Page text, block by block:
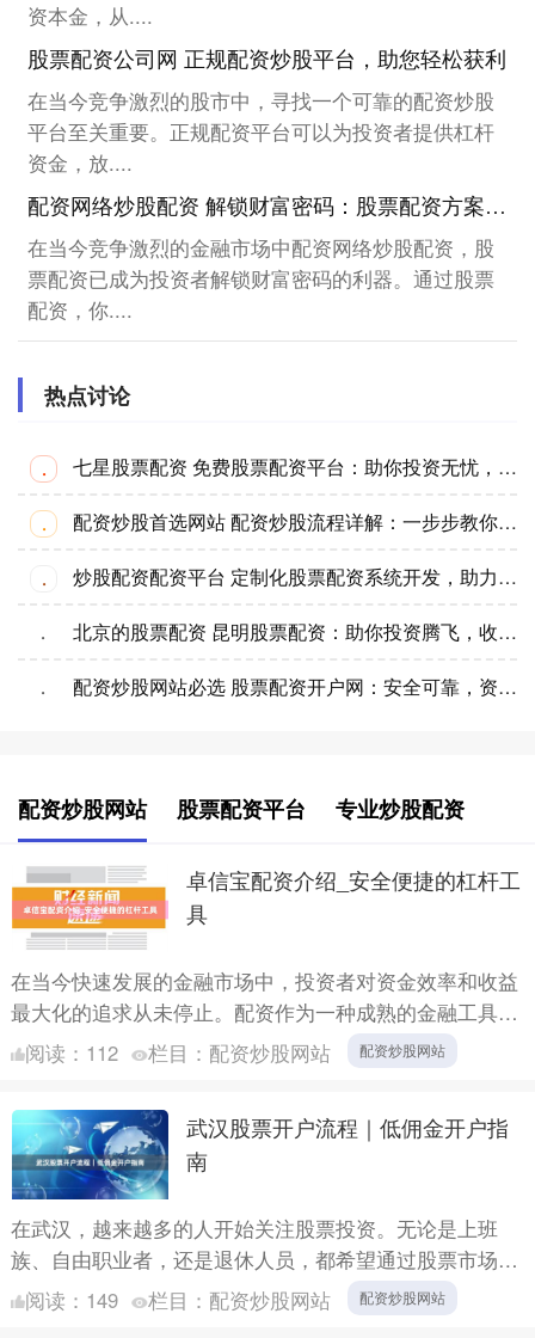
资本金，从....
股票配资公司网 正规配资炒股平台，助您轻松获利
在当今竞争激烈的股市中，寻找一个可靠的配资炒股
平台至关重要。正规配资平台可以为投资者提供杠杆
资金，放....
配资网络炒股配资 解锁财富密码：股票配资方案助你轻松致富
在当今竞争激烈的金融市场中配资网络炒股配资，股
票配资已成为投资者解锁财富密码的利器。通过股票
配资，你....
热点讨论
· 七星股票配资 免费股票配资平台：助你投资无忧，财富倍增
· 配资炒股首选网站 配资炒股流程详解：一步步教你开启杠杆之旅
· 炒股配资配资平台 定制化股票配资系统开发，助力金融投资
· 北京的股票配资 昆明股票配资：助你投资腾飞，收益翻倍
· 配资炒股网站必选 股票配资开户网：安全可靠，资金保障
配资炒股网站 股票配资平台 专业炒股配资
卓信宝配资介绍_安全便捷的杠杆工
具
在当今快速发展的金融市场中，投资者对资金效率和收益
最大化的追求从未停止。配资作为一种成熟的金融工具配
资炒股网站，正逐渐被更多投资者所接受。本文将详细介
绍卓信宝配....
阅读： 112 栏目： 配资炒股网站 配资炒股网站
武汉股票开户流程｜低佣金开户指
南
在武汉，越来越多的人开始关注股票投资。无论是上班
族、自由职业者，还是退休人员，都希望通过股票市场实
现资产增值。但对于新手来说配资炒股网站，第一步——
股票开户，往....
阅读： 149 栏目： 配资炒股网站 配资炒股网站